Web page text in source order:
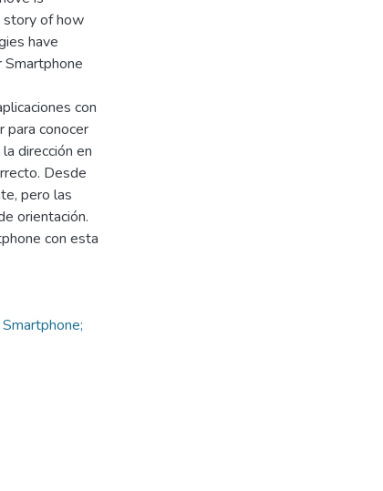
story of how
have
Smartphone
con
para conocer
dirección en
Desde
pero las
orientación.
con esta